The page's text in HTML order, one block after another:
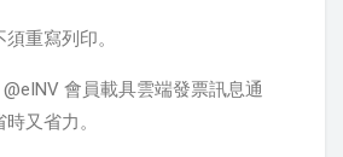
重寫列印。
會員載具雲端發票訊息通
又省力。